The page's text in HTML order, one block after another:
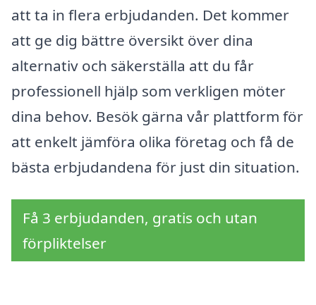
att ta in flera erbjudanden. Det kommer
att ge dig bättre översikt över dina
alternativ och säkerställa att du får
professionell hjälp som verkligen möter
dina behov. Besök gärna vår plattform för
att enkelt jämföra olika företag och få de
bästa erbjudandena för just din situation.
Få 3 erbjudanden, gratis och utan
förpliktelser